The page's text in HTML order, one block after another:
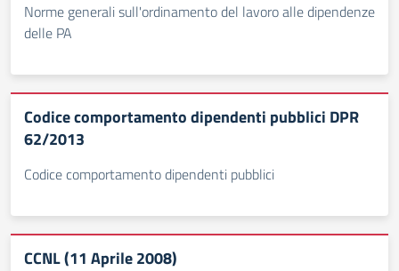
Norme generali sull'ordinamento del lavoro alle dipendenze
delle PA
Codice comportamento dipendenti pubblici DPR
62/2013
Codice comportamento dipendenti pubblici
CCNL (11 Aprile 2008)